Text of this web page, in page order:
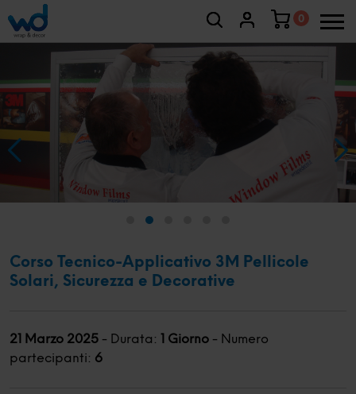
0
Corso Tecnico-Applicativo 3M Pellicole
Solari, Sicurezza e Decorative
21 Marzo 2025 - Durata: 1 Giorno - Numero
partecipanti: 6